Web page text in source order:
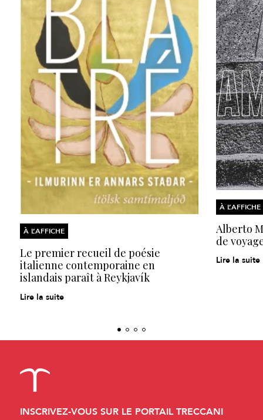
À L’AFFICHE
Le premier recueil de poésie
italienne contemporaine en
islandais paraît à Reykjavík
Lire la suite
À L’AFFICHE
Alberto
de
Lire la suite
INSCRIVEZ-VOUS SUR LE PORTAIL TRECCANI